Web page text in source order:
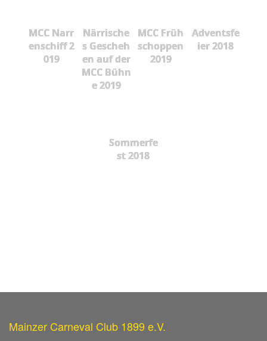
MCC Narr
enschiff 2
019
Närrische
s Gescheh
en auf der
MCC Bühn
e 2019
MCC Früh
schoppen
2019
Adventsfe
ier 2018
Sommerfe
st 2018
Mainzer Carneval Club 1899 e.V.